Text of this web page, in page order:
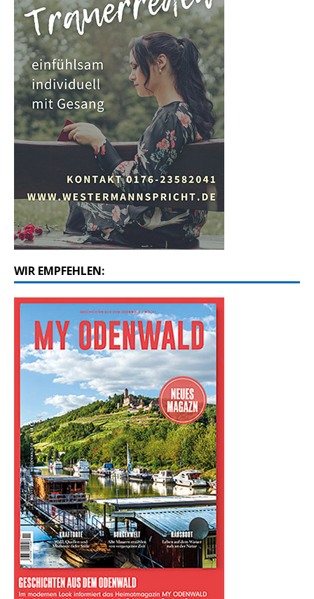
WIR EMPFEHLEN: